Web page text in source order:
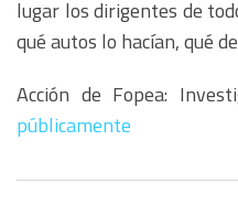
lugar los dirigentes de
qué autos lo hacían, qué
Acción de Fopea:
públicamente